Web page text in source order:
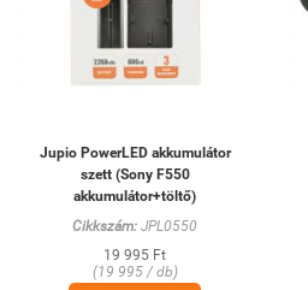
Jupio PowerLED akkumulátor
szett (Sony F550
akkumulátor+töltő)
Cikkszám: JPL0550
19 995 Ft
(19 995 / db)